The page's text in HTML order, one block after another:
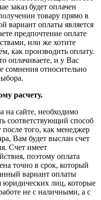
заказ будет оплачен
товару прямо в
вариант оплаты является
предпочтение оплате
или же хотите
как производить оплату.
оплачиваете, и у Вас
сомнения относительно
расчету.
на сайте, необходимо
соответствующий способ
того, как менеджер
Вам будет выслан счет
Счет имеет
поэтому оплата
точно в срок, который
вариант оплаты
юридических лиц, которые
не с наличными, а с